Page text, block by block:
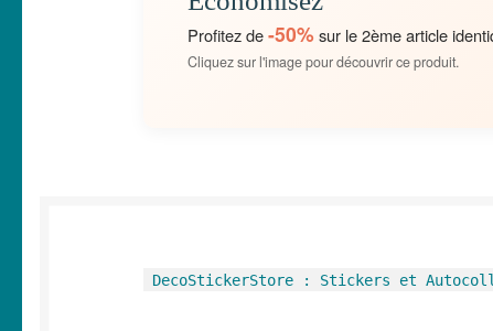
Profitez de-50%sur le 2ème article
Cliquez sur l'image pour découvrir ce produit.
DecoStickerStore : Stickers et